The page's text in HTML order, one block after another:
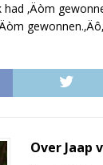
had ‚Äòm
Over Jaap